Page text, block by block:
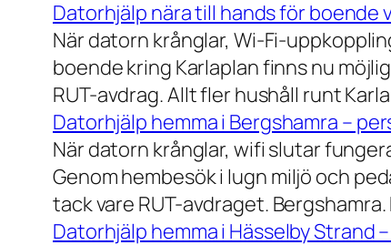
Datorhjälp nära till hands för boende
När datorn krånglar, Wi-Fi-
boende kring Karlaplan finns nu
RUT-avdrag. Allt fler hushåll runt
Datorhjälp hemma i Bergshamra –
När datorn krånglar, wifi slutar
Genom hembesök i lugn miljö och
tack vare RUT-avdraget.
Datorhjälp hemma i Hässelby